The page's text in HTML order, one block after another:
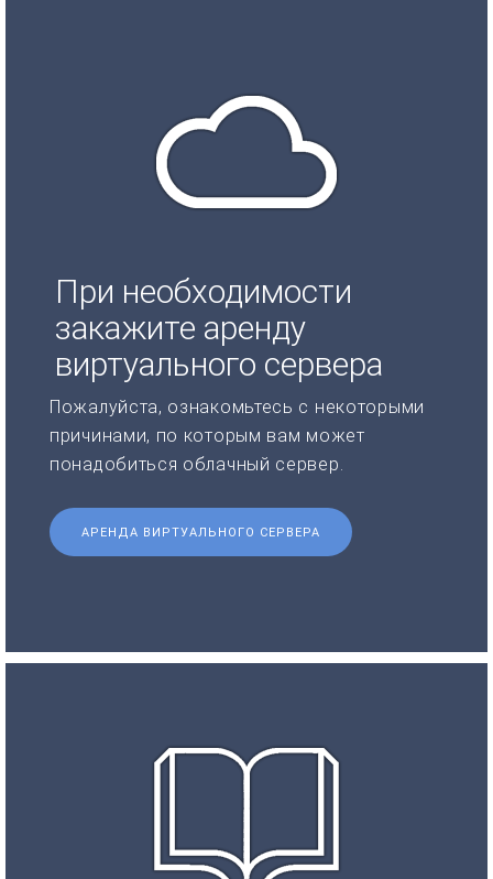
При необходимости
закажите аренду
виртуального сервера
Пожалуйста, ознакомьтесь с некоторыми
причинами, по которым вам может
понадобиться облачный сервер.
АРЕНДА ВИРТУАЛЬНОГО СЕРВЕРА